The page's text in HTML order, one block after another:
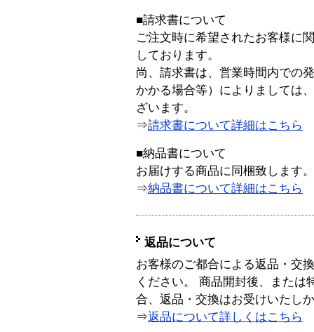
■請求書について
ご注文時に希望されたお客様に
しております。
尚、請求書は、営業時間内での
かかる場合等）によりましては
ざいます。
⇒請求書について詳細はこちら
■納品書について
お届けする商品に同梱致します。
⇒納品書について詳細はこちら
返品について
お客様のご都合による返品・交
ください。 商品開封後、または
合、返品・交換はお受けいたし
⇒返品について詳しくはこちら